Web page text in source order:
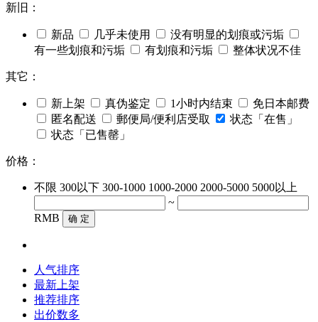
新旧：
新品 几乎未使用
没有明显的划痕或污垢
有一些划痕和污垢
有划痕和污垢 整体状况不佳
其它：
新上架 真伪鉴定 1小时内结束
免日本邮费
匿名配送
郵便局/便利店受取
状态「在售」
状态「已售罄」
价格：
不限 300以下 300-1000 1000-2000 2000-5000 5000以上
~
RMB
确 定
人气排序
最新上架
推荐排序
出价数多